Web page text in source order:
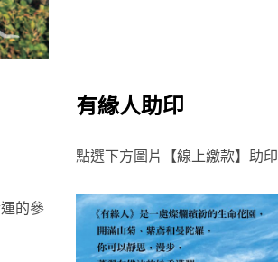
的參
有緣人助印
點選下方圖片【線上繳款】助印